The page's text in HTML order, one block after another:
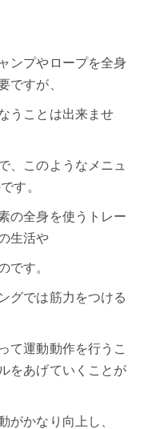
ンプやロープを全身
ですが、
うことは出来ませ
、このようなメニュ
す。
の全身を使うトレー
生活や
です。
グでは筋力をつける
て運動動作を行うこ
をあげていくことが
がかなり向上し、